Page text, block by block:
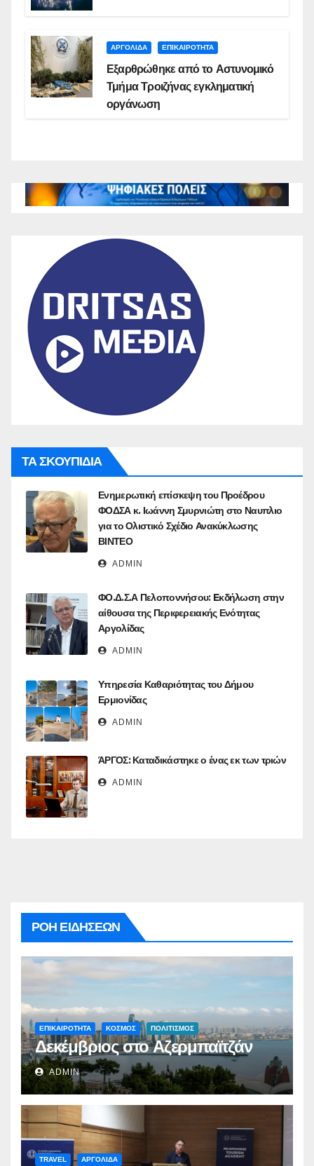
ΑΡΓΟΛΙΔΑ ΕΠΙΚΑΙΡΟΤΗΤΑ
Εξαρθρώθηκε από το Αστυνομικό
Τμήμα Τροιζήνας εγκληματική
οργάνωση
ΤΑ ΣΚΟΥΠΙΔΙΑ
Ενημερωτική επίσκεψη του Προέδρου
ΦΟΔΣΑ κ. Ιωάννη Σμυρνιώτη στο Ναυπλιο
για το Ολιστικό Σχέδιο Ανακύκλωσης
ΒΙΝΤΕΟ
ADMIN
ΦΟ.Δ.Σ.Α Πελοποννήσου: Eκδήλωση στην
αίθουσα της Περιφερειακής Ενότητας
Αργολίδας
ADMIN
Υπηρεσία Καθαριότητας του Δήμου
Ερμιονίδας
ADMIN
ΆΡΓΟΣ: Καταδικάστηκε ο ένας εκ των τριών
ADMIN
ΡΟΗ ΕΙΔΗΣΕΩΝ
ΕΠΙΚΑΙΡΟΤΗΤΑ ΚΟΣΜΟΣ ΠΟΛΙΤΙΣΜΟΣ
Δεκέμβριος στο Αζερμπαϊτζάν
ADMIN
TRAVEL ΑΡΓΟΛΙΔΑ